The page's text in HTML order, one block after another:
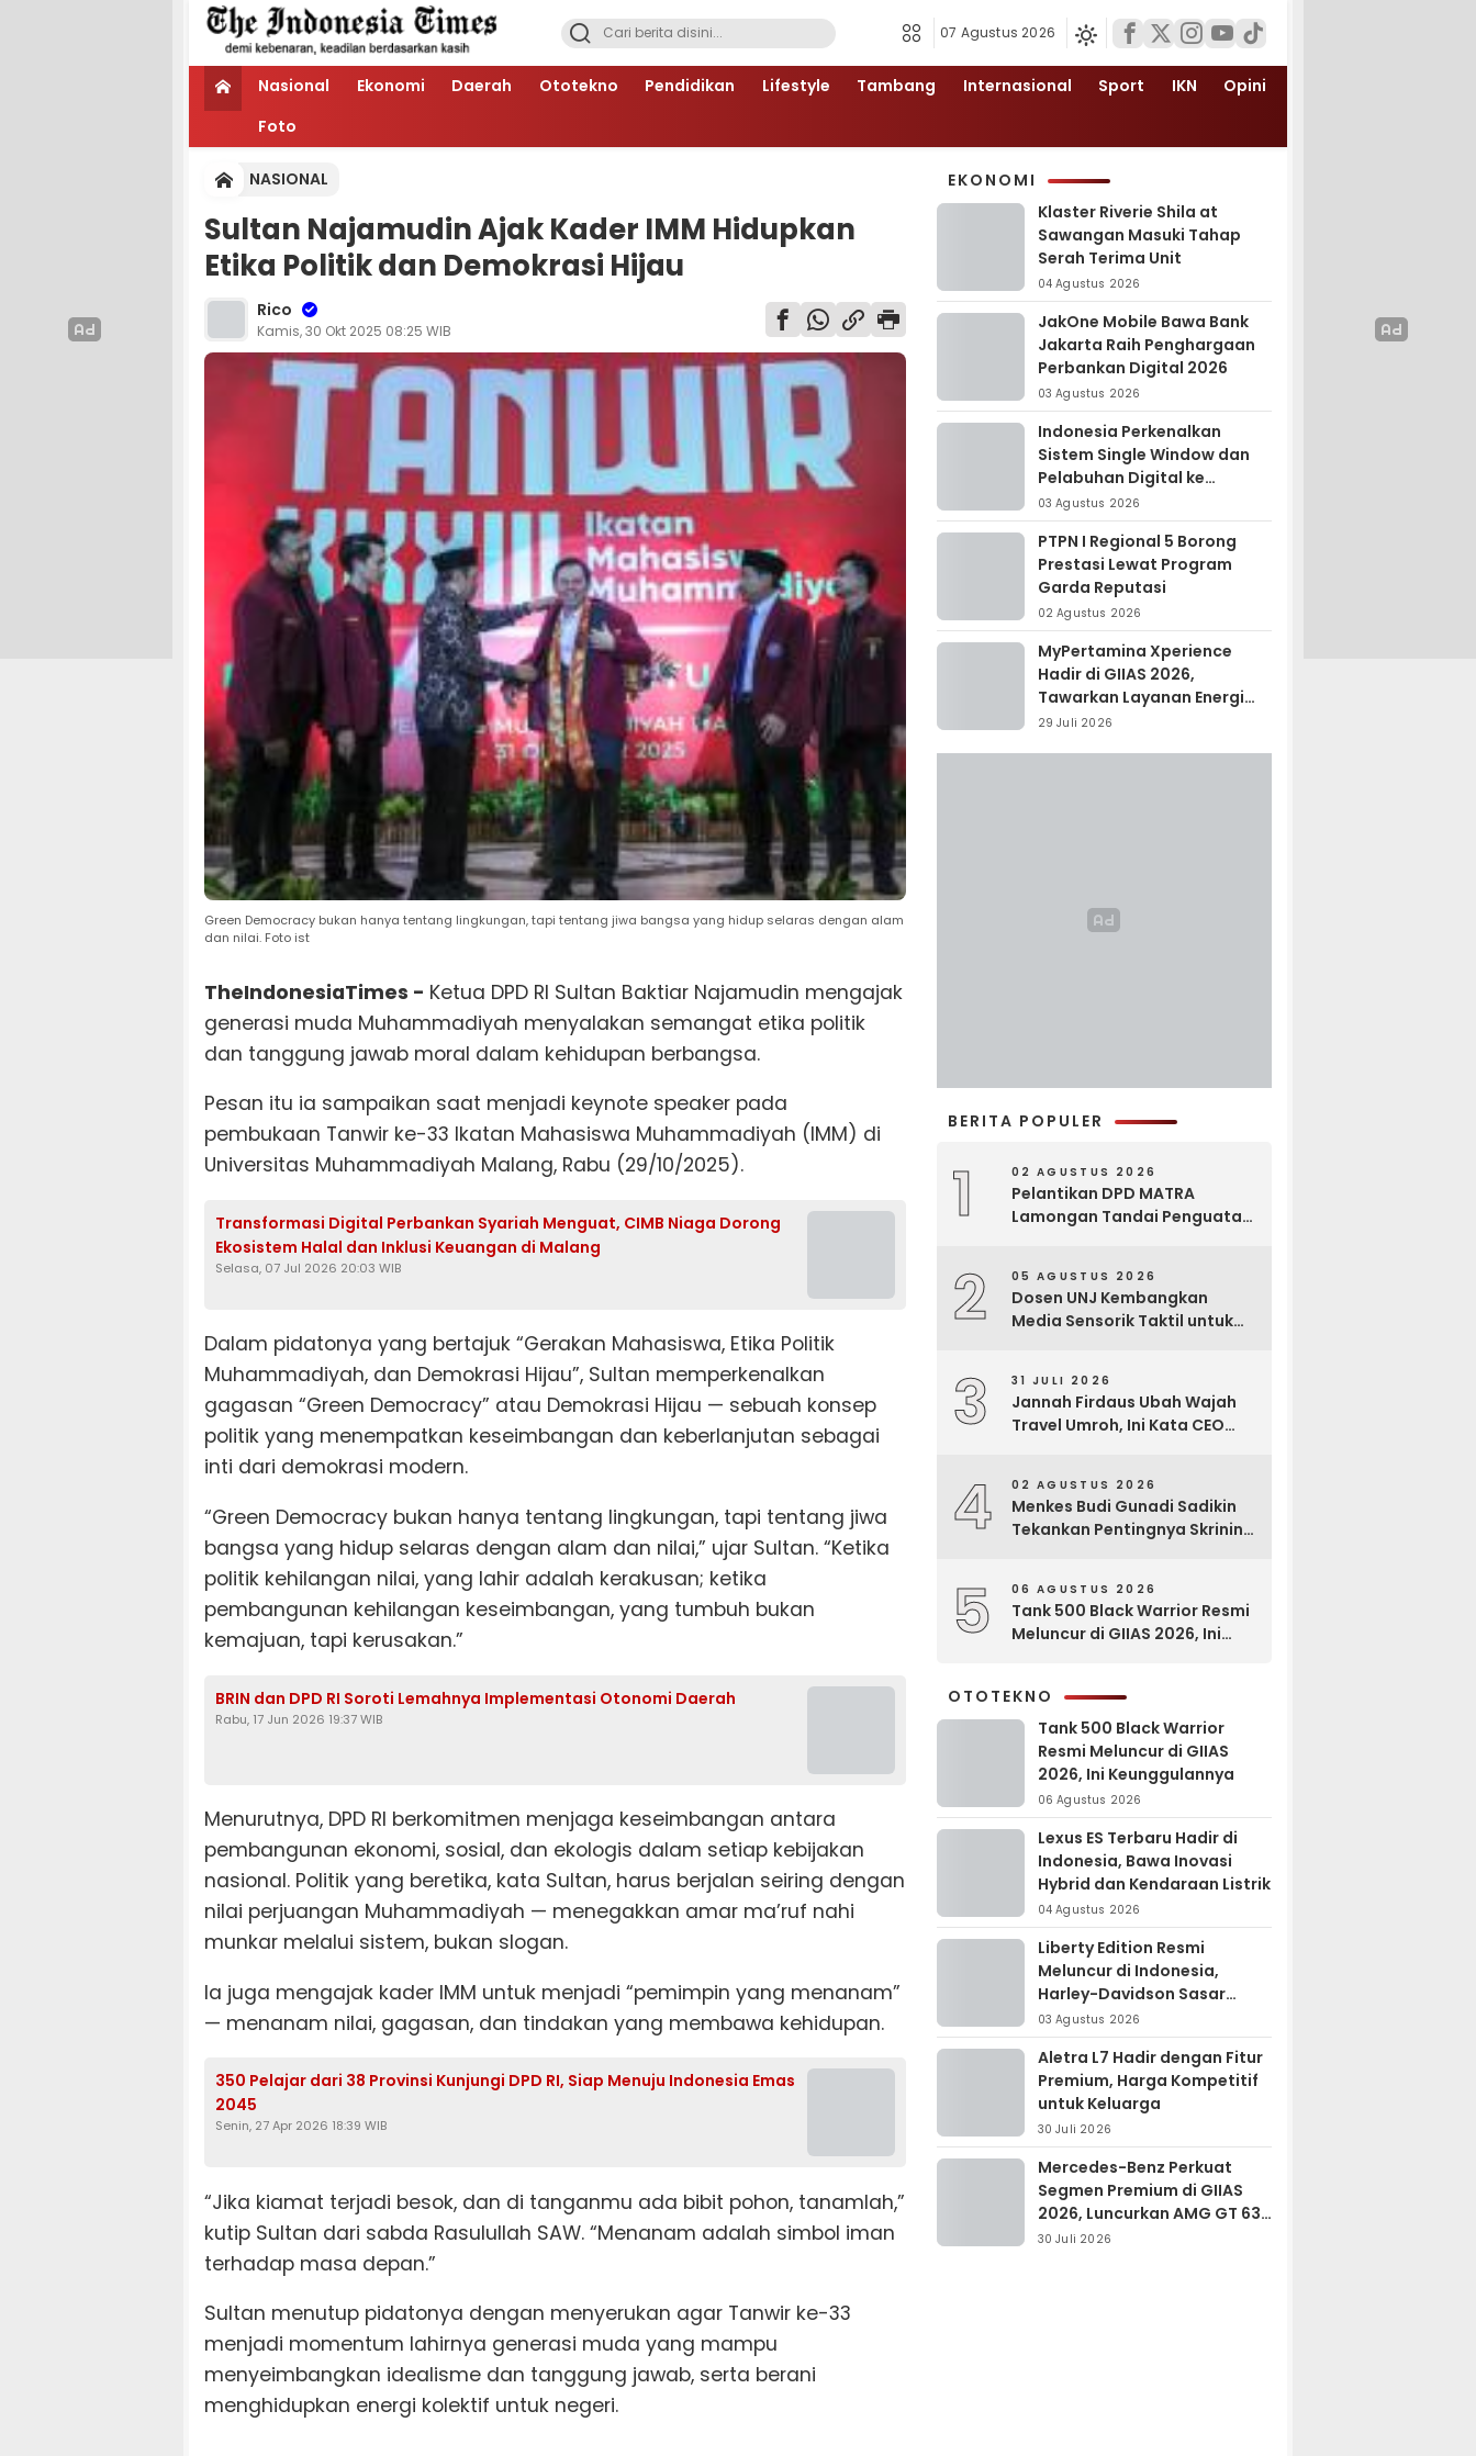
07 Agustus 2026
Nasional Ekonomi Daerah Ototekno Pendidikan Lifestyle Tambang Internasional Sport IKN
Opini
Foto
NASIONAL
Sultan Najamudin Ajak Kader IMM Hidupkan
Etika Politik dan Demokrasi Hijau
Rico
Kamis, 30 Okt 2025 08:25 WIB
Green Democracy bukan hanya tentang lingkungan, tapi tentang jiwa bangsa yang hidup selaras dengan alam
dan nilai. Foto ist
TheIndonesiaTimes - Ketua DPD RI Sultan Baktiar Najamudin mengajak
generasi muda Muhammadiyah menyalakan semangat etika politik
dan tanggung jawab moral dalam kehidupan berbangsa.
Pesan itu ia sampaikan saat menjadi keynote speaker pada
pembukaan Tanwir ke-33 Ikatan Mahasiswa Muhammadiyah (IMM) di
Universitas Muhammadiyah Malang, Rabu (29/10/2025).
Transformasi Digital Perbankan Syariah Menguat, CIMB Niaga Dorong
Ekosistem Halal dan Inklusi Keuangan di Malang
Selasa, 07 Jul 2026 20:03 WIB
Dalam pidatonya yang bertajuk “Gerakan Mahasiswa, Etika Politik
Muhammadiyah, dan Demokrasi Hijau”, Sultan memperkenalkan
gagasan “Green Democracy” atau Demokrasi Hijau — sebuah konsep
politik yang menempatkan keseimbangan dan keberlanjutan sebagai
inti dari demokrasi modern.
“Green Democracy bukan hanya tentang lingkungan, tapi tentang jiwa
bangsa yang hidup selaras dengan alam dan nilai,” ujar Sultan. “Ketika
politik kehilangan nilai, yang lahir adalah kerakusan; ketika
pembangunan kehilangan keseimbangan, yang tumbuh bukan
kemajuan, tapi kerusakan.”
BRIN dan DPD RI Soroti Lemahnya Implementasi Otonomi Daerah
Rabu, 17 Jun 2026 19:37 WIB
Menurutnya, DPD RI berkomitmen menjaga keseimbangan antara
pembangunan ekonomi, sosial, dan ekologis dalam setiap kebijakan
nasional. Politik yang beretika, kata Sultan, harus berjalan seiring dengan
nilai perjuangan Muhammadiyah — menegakkan amar ma’ruf nahi
munkar melalui sistem, bukan slogan.
Ia juga mengajak kader IMM untuk menjadi “pemimpin yang menanam”
— menanam nilai, gagasan, dan tindakan yang membawa kehidupan.
350 Pelajar dari 38 Provinsi Kunjungi DPD RI, Siap Menuju Indonesia Emas
2045
Senin, 27 Apr 2026 18:39 WIB
“Jika kiamat terjadi besok, dan di tanganmu ada bibit pohon, tanamlah,”
kutip Sultan dari sabda Rasulullah SAW. “Menanam adalah simbol iman
terhadap masa depan.”
Sultan menutup pidatonya dengan menyerukan agar Tanwir ke-33
menjadi momentum lahirnya generasi muda yang mampu
menyeimbangkan idealisme dan tanggung jawab, serta berani
menghidupkan energi kolektif untuk negeri.
EKONOMI
Klaster Riverie Shila at
Sawangan Masuki Tahap
Serah Terima Unit
04 Agustus 2026
JakOne Mobile Bawa Bank
Jakarta Raih Penghargaan
Perbankan Digital 2026
03 Agustus 2026
Indonesia Perkenalkan
Sistem Single Window dan
Pelabuhan Digital ke
Madagaskar
03 Agustus 2026
PTPN I Regional 5 Borong
Prestasi Lewat Program
Garda Reputasi
02 Agustus 2026
MyPertamina Xperience
Hadir di GIIAS 2026,
Tawarkan Layanan Energi
Terintegrasi
29 Juli 2026
BERITA POPULER
1 02 AGUSTUS 2026
Pelantikan DPD MATRA
Lamongan Tandai Penguatan
2 05 AGUSTUS 2026
Dosen UNJ Kembangkan
Media Sensorik Taktil untuk
3 31 JULI 2026
Jannah Firdaus Ubah Wajah
Travel Umroh, Ini Kata CEO
4 02 AGUSTUS 2026
Menkes Budi Gunadi Sadikin
Tekankan Pentingnya Skrining
5 06 AGUSTUS 2026
Tank 500 Black Warrior Resmi
Meluncur di GIIAS 2026, Ini
OTOTEKNO
Tank 500 Black Warrior
Resmi Meluncur di GIIAS
2026, Ini Keunggulannya
06 Agustus 2026
Lexus ES Terbaru Hadir di
Indonesia, Bawa Inovasi
Hybrid dan Kendaraan Listrik
04 Agustus 2026
Liberty Edition Resmi
Meluncur di Indonesia,
Harley-Davidson Sasar
Kolektor Motor Premium
03 Agustus 2026
Aletra L7 Hadir dengan Fitur
Premium, Harga Kompetitif
untuk Keluarga
30 Juli 2026
Mercedes-Benz Perkuat
Segmen Premium di GIIAS
2026, Luncurkan AMG GT 63
PRO dan GLC 200
30 Juli 2026